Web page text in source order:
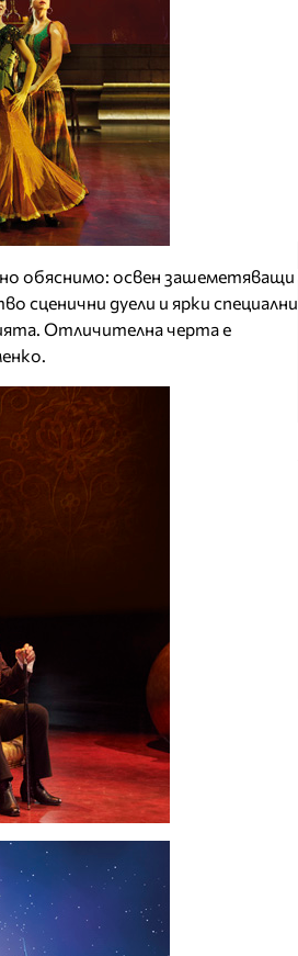
обяснимо: освен зашеметяващи
сценични дуели и ярки специални
Отличителна черта е